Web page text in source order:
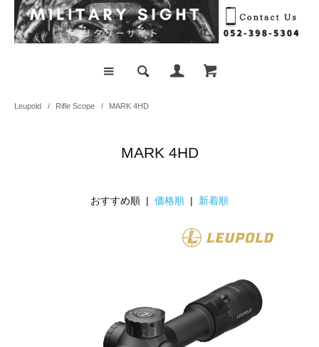
Leupold / Rifle Scope / MARK 4HD
MARK 4HD
おすすめ順 | 価格順 | 新着順